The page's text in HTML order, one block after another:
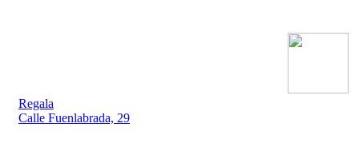
Regala
Calle Fuenlabrada, 29